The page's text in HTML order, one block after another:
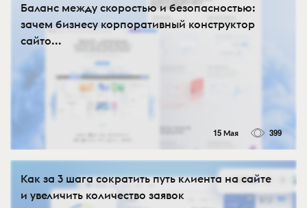
Баланс между скоростью и безопасностью:
зачем бизнесу корпоративный конструктор
сайто...
15 Мая 399
Как за 3 шага сократить путь клиента на сайте
и увеличить количество заявок